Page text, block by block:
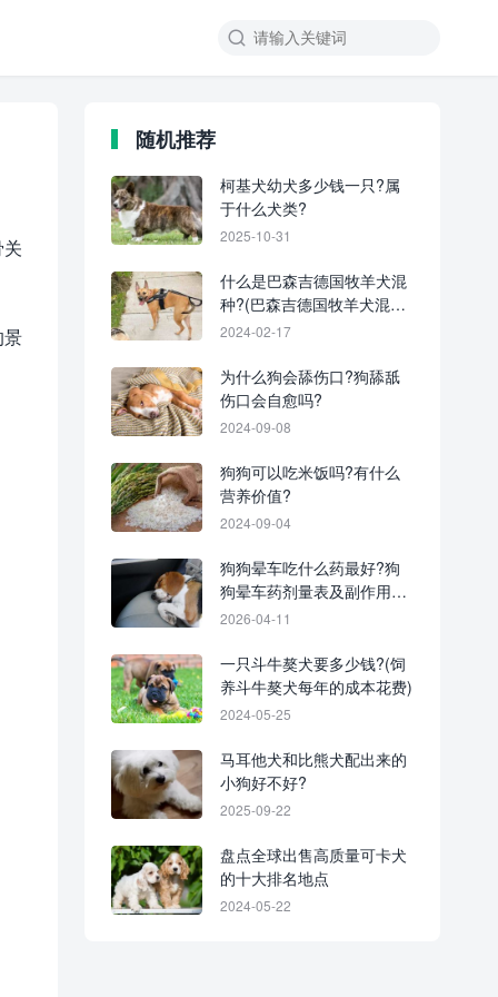
景
随机推荐
柯基犬幼犬多少钱一只?属
于什么犬类?
2025-10-31
什么是巴森吉德国牧羊犬混
种?(巴森吉德国牧羊犬混血
的起源和历史)
2024-02-17
为什么狗会舔伤口?狗舔舐
伤口会自愈吗?
2024-09-08
狗狗可以吃米饭吗?有什么
营养价值?
2024-09-04
狗狗晕车吃什么药最好?狗
狗晕车药剂量表及副作用解
析
2026-04-11
一只斗牛獒犬要多少钱?(饲
养斗牛獒犬每年的成本花费)
2024-05-25
马耳他犬和比熊犬配出来的
小狗好不好?
2025-09-22
盘点全球出售高质量可卡犬
的十大排名地点
2024-05-22